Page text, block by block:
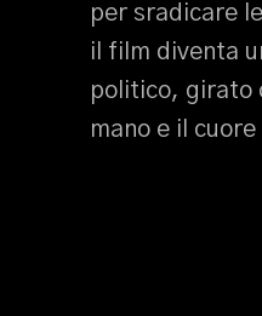
per sradicare
il film diventa
politico, girato
mano e il